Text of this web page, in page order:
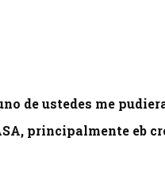
de ustedes me
principalmente eb